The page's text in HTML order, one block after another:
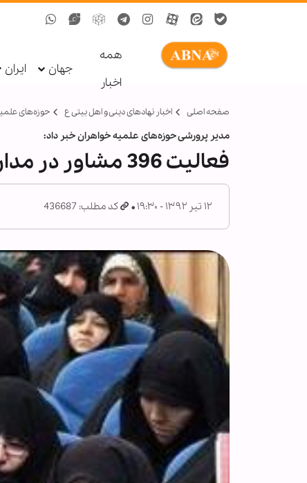
همه
اخبار
جهان ایران
صفحه اصلی اخبار نهادهای دینی و اهل بیتی ع حوزه‌های
مدیر پرورشی حوزه‌های علمیه خواهران خبر داد:
فعالیت 396 مشاور در مدارس علمیه خواهران کشور
۱۲ تیر ۱۳۹۲ - ۱۹:۳۰ کد مطلب: 436687